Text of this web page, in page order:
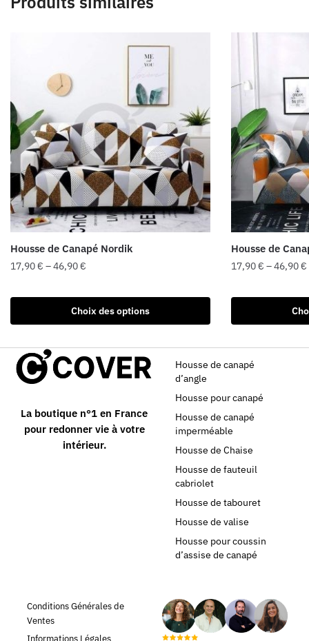
Housse de Canapé Nordik
17,90€ –46,90€
Choix des options
Housse de
17,90€ –46,90€
La boutique n°1 en France
pour redonner vie à votre
intérieur.
Housse de canapé
d’angle
Housse pour canapé
Housse de canapé
imperméable
Housse de Chaise
Housse de fauteuil
cabriolet
Housse de tabouret
Housse de valise
Housse pour coussin
d’assise de canapé
Conditions Générales de
Ventes